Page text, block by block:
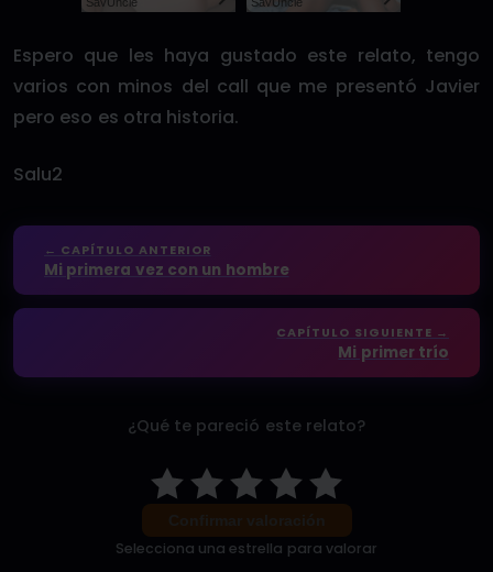
Espero que les haya gustado este relato, tengo
varios con minos del call que me presentó Javier
pero eso es otra historia.
Salu2
← CAPÍTULO ANTERIOR
Mi primera vez con un hombre
CAPÍTULO SIGUIENTE →
Mi primer trío
¿Qué te pareció este relato?
Selecciona una estrella para valorar